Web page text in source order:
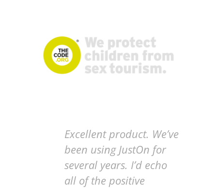
Excellent product. We’ve
been using JustOn for
several years. I’d echo
all of the positive